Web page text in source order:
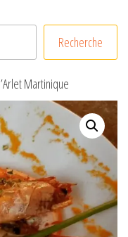
Recherche
Martinique